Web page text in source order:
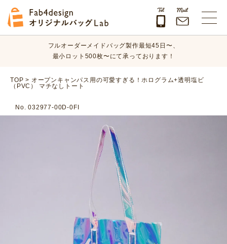
オリジナルバッグのデザイン、素材、数量、納期など、
まずはお気軽にご相談ください！
フルオーダーメイドバッグ製作最短45日〜、
最小ロット500枚〜にて承っております！
オリジナルバッグのデザイン、素材、数量、納期など、
まずはお気軽にご相談ください！
TOP > オープンキャンパス用の可愛すぎる！ホログラム+透明塩ビ
（PVC） マチなしトート
No. 032977-00D-0FI